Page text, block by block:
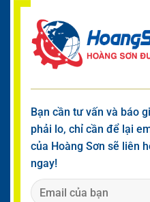
Bạn cần tư vấn và báo
phải lo, chỉ cần để lại
của Hoàng Sơn sẽ liên
ngay!